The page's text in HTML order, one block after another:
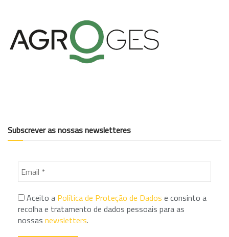
Subscrever as nossas newsletteres
Aceito a Política de Proteção de Dados e consinto a
recolha e tratamento de dados pessoais para as
nossas newsletters.